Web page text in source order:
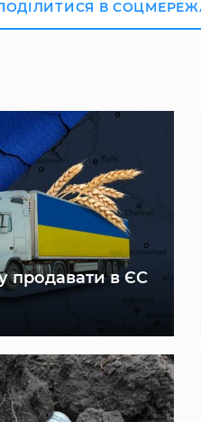
В
продавати в ЄС